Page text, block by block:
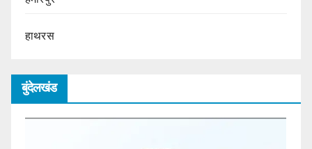
हाथरस
बुंदेलखंड